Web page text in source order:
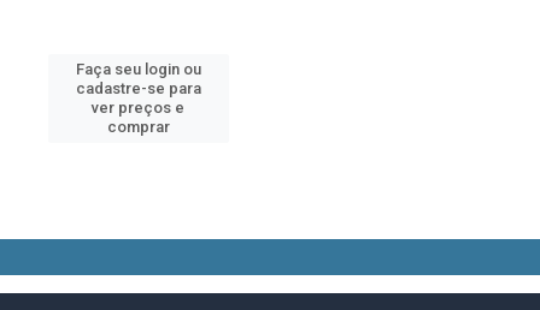
Faça seu login ou
cadastre-se para
ver preços e
comprar